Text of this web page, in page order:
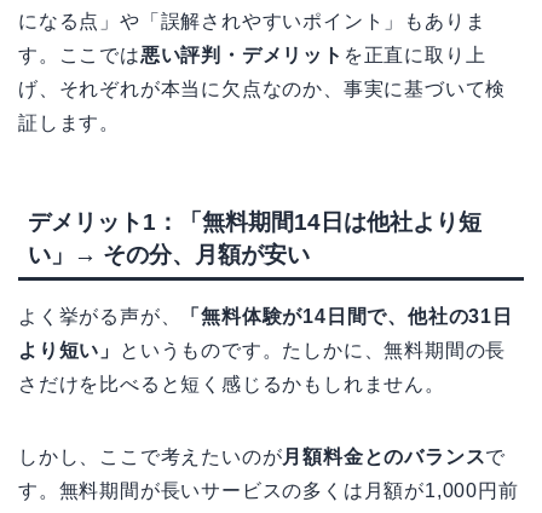
になる点」や「誤解されやすいポイント」もありま
す。ここでは悪い評判・デメリット を正直に取り上
げ、それぞれが本当に欠点なのか、事実に基づいて検
証します。
デメリット1：「無料期間14日は他社より短
い」→ その分、月額が安い
よく挙がる声が、
「無料体験が14日間で、他社の31日
より短い」
というものです。たしかに、無料期間の長
さだけを比べると短く感じるかもしれません。
しかし、ここで考えたいのが月額料金とのバランスで
す。無料期間が長いサービスの多くは月額が1,000円前